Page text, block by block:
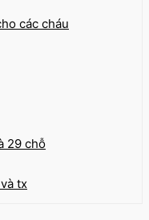
các cháu
29 chỗ
tx